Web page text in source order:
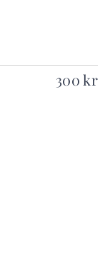
300 kr